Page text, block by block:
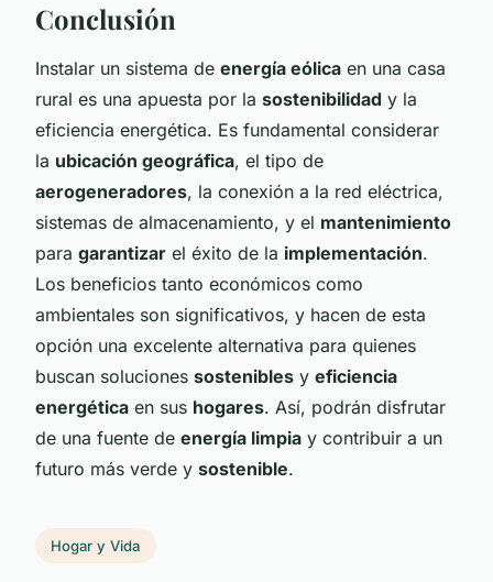
Conclusión
Instalar un sistema de energía eólica en una casa
rural es una apuesta por la sostenibilidad y la
eficiencia energética. Es fundamental considerar
la ubicación geográfica, el tipo de
aerogeneradores, la conexión a la red eléctrica,
sistemas de almacenamiento, y el mantenimiento
para garantizar el éxito de la implementación.
Los beneficios tanto económicos como
ambientales son significativos, y hacen de esta
opción una excelente alternativa para quienes
buscan soluciones sostenibles y eficiencia
energética en sus hogares. Así, podrán disfrutar
de una fuente de energía limpia y contribuir a un
futuro más verde y sostenible.
Hogar y Vida